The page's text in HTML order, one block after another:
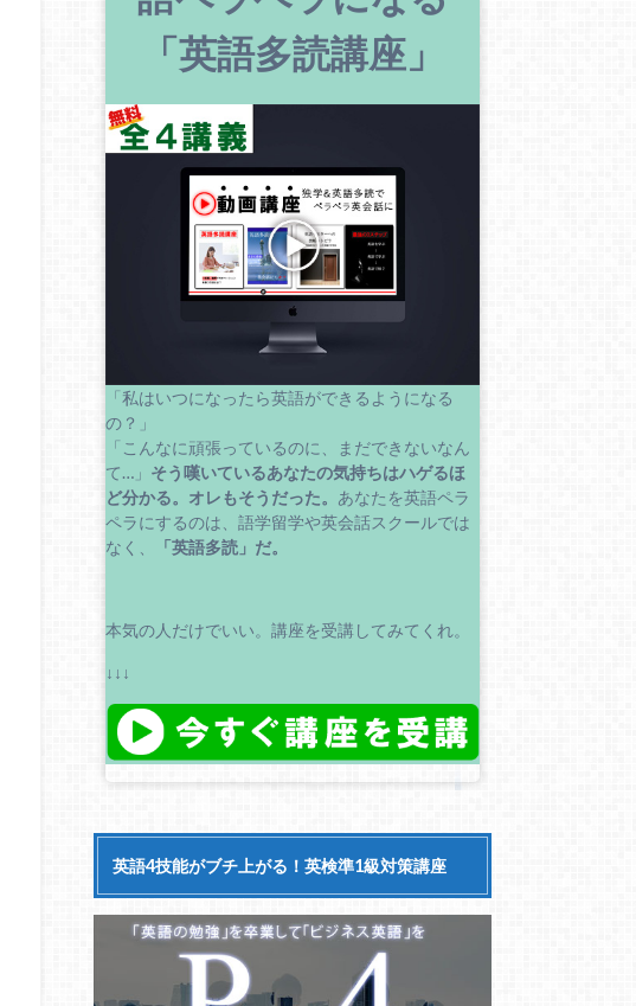
「英語多読講座」
「私はいつになったら英語ができるようになる
の？」
「こんなに頑張っているのに、まだできないなん
て…」 そう嘆いているあなたの気持ちはハゲるほ
ど分かる。 オレもそうだった。 あなたを英語ペラ
ペラにするのは、語学留学や英会話スクールでは
なく、
「英語多読」だ。
本気の人だけでいい。講座を受講してみてくれ。
↓↓↓
英語4技能がブチ上がる！英検準1級対策講座